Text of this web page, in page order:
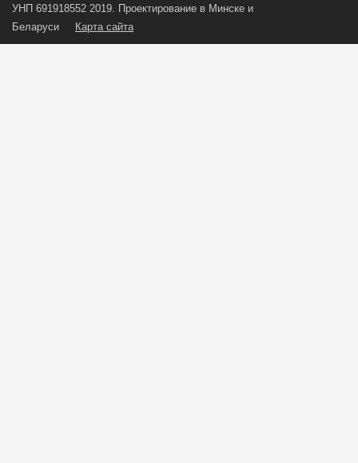
УНП 691918552 2019. Проектирование в Минске и
Беларуси
Карта сайта